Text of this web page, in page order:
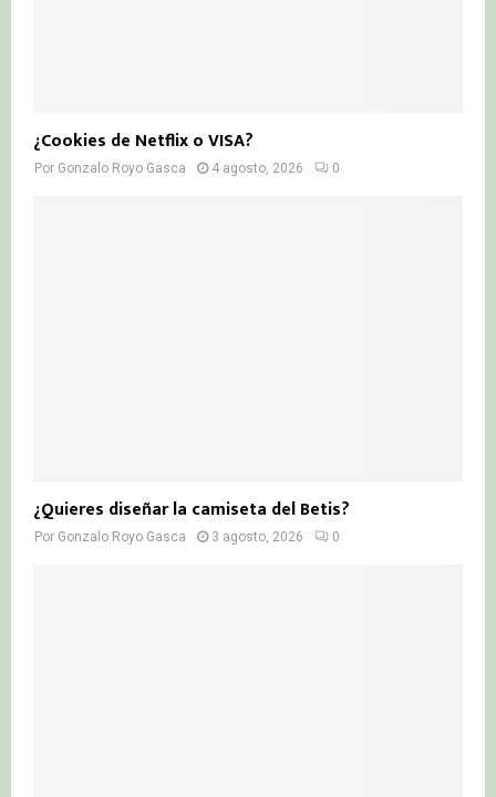
¿Cookies de Netflix o VISA?
Por Gonzalo Royo Gasca 4 agosto, 2026 0
¿Quieres diseñar la camiseta del Betis?
Por Gonzalo Royo Gasca 3 agosto, 2026 0